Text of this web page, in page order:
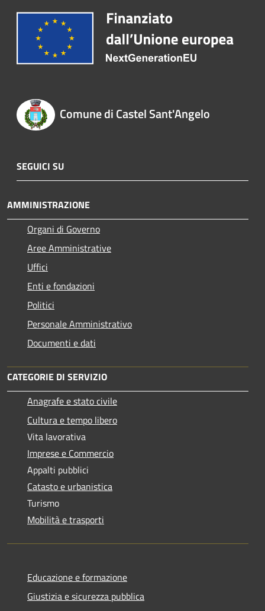
Comune di Castel Sant'Angelo
SEGUICI SU
AMMINISTRAZIONE
Organi di Governo
Aree Amministrative
Uffici
Enti e fondazioni
Politici
Personale Amministrativo
Documenti e dati
CATEGORIE DI SERVIZIO
Anagrafe e stato civile
Cultura e tempo libero
Vita lavorativa
Imprese e Commercio
Appalti pubblici
Catasto e urbanistica
Turismo
Mobilità e trasporti
Educazione e formazione
Giustizia e sicurezza pubblica